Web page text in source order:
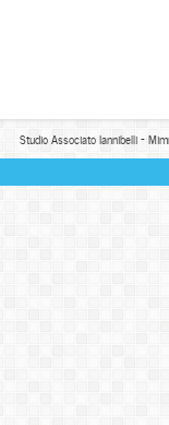
Studio Associato Iannibelli -